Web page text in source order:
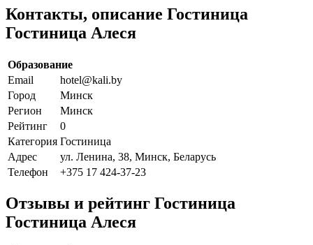
Контакты, описание Гостиница
Гостиница Алеся
Образование
Email
hotel@kali.by
Город
Минск
Регион
Минск
Рейтинг
0
Категория Гостиница
Адрес
ул. Ленина, 38, Минск, Беларусь
Телефон
+375 17 424-37-23
Отзывы и рейтинг Гостиница
Гостиница Алеся